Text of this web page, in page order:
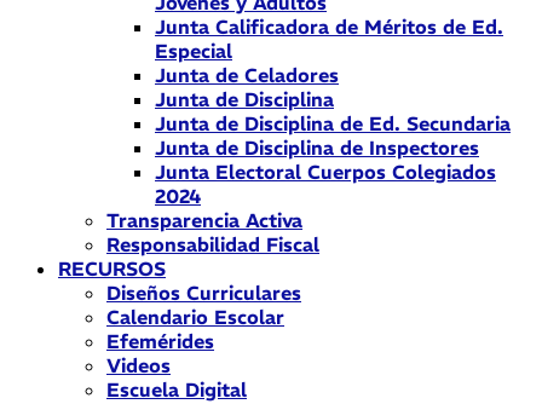
Junta Calificadora de Méritos de Ed.
Especial
Junta de Celadores
Junta de Disciplina
Junta de Disciplina de Ed. Secundaria
Junta de Disciplina de Inspectores
Junta Electoral Cuerpos Colegiados
2024
Transparencia Activa
Responsabilidad Fiscal
RECURSOS
Diseños Curriculares
Calendario Escolar
Efemérides
Videos
Escuela Digital